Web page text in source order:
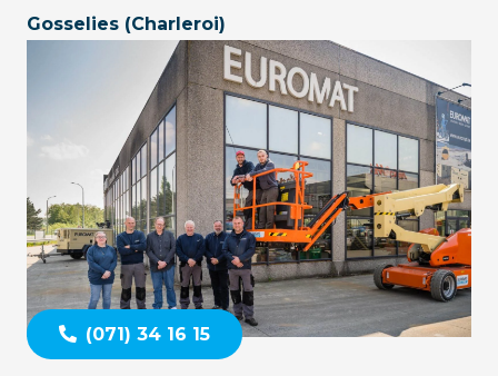
Gosselies (Charleroi)
(071) 34 16 15